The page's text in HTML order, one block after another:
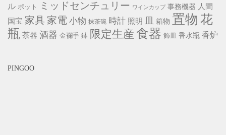
ル ポット ミッドセンチュリー ワインカップ 事務機器 人間
国宝 家具 家電 小物 抹茶碗 時計 照明 箱物 置物 花
瓶 茶器 酒器 金襴手 鉢 限定生産 食器 飾皿 香水瓶 香炉
PINGOO